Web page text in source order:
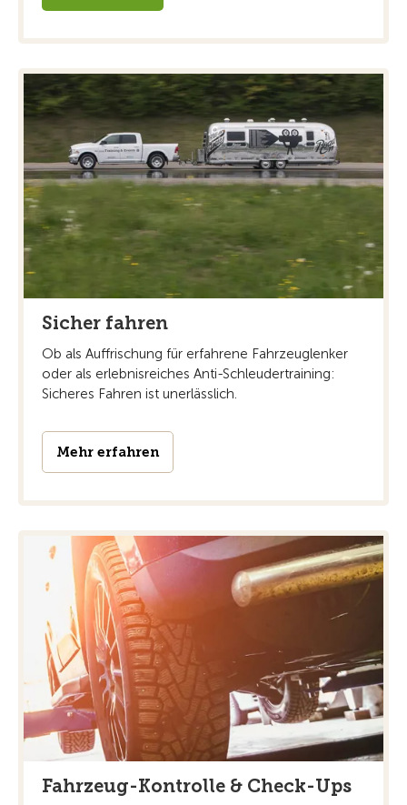
Sicher fahren
Ob als Auffrischung für erfahrene Fahrzeuglenker
oder als erlebnisreiches Anti-Schleudertraining:
Sicheres Fahren ist unerlässlich.
Mehr erfahren
Fahrzeug-Kontrolle & Check-Ups